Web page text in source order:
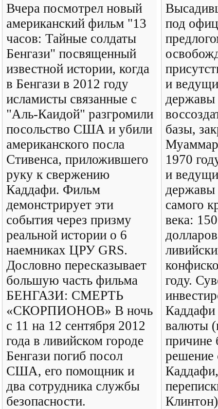
Вчера посмотрел новый
американский фильм "13
часов: Тайные солдаты
Бенгази" посвященный
известной истории, когда
в Бенгази в 2012 году
исламисты связанные с
"Аль-Каидой" разгромили
посольство США и убили
американского посла
Стивенса, приложившего
руку к свержению
Каддафи. Фильм
демонстрирует эти
события через призму
реальной истории о 6
наемниках ЦРУ GRS.
Дословно пересказывает
большую часть фильма
БЕНГАЗИ: СМЕРТЬ
«СКОРПИОНОВ» В ночь
с 11 на 12 сентября 2012
года в ливийском городе
Бенгази погиб посол
США, его помощник и
два сотрудника службы
безопасности.
под
и
державы
базы,
1970
и
державы
самого
века:
году.
Каддафи
валюты
причине
решение
Каддафи,